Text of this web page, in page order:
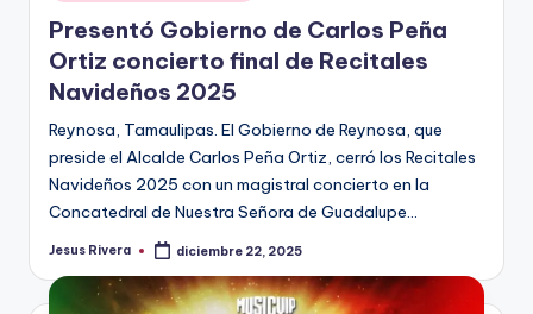
en
Presentó Gobierno de Carlos Peña
Ortiz concierto final de Recitales
Navideños 2025
Reynosa, Tamaulipas. El Gobierno de Reynosa, que
preside el Alcalde Carlos Peña Ortiz, cerró los Recitales
Navideños 2025 con un magistral concierto en la
Concatedral de Nuestra Señora de Guadalupe…
Publicado
Jesus Rivera diciembre 22, 2025